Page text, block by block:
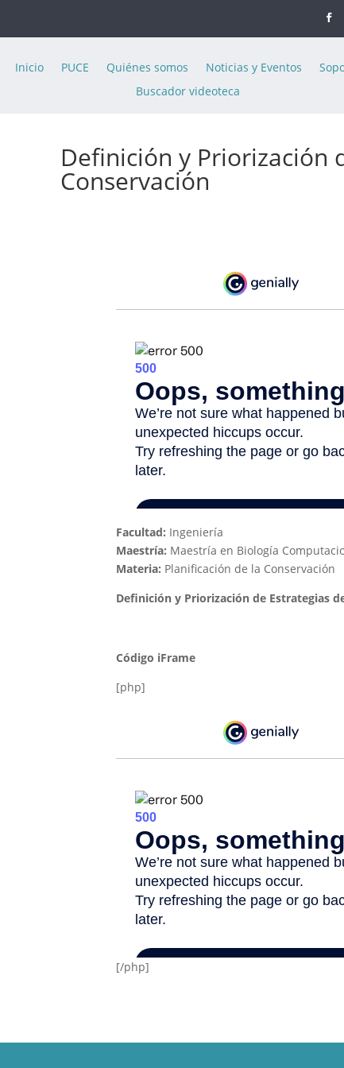
Inicio PUCE Quiénes somos Noticias y Eventos
Buscador videoteca
Definición y Priorización
Conservación
Facultad: Ingeniería
Maestría: Maestría en Biología
Materia: Planificación de la Conservación
Definición y Priorización de Estrategias
Código iFrame
[php]
[/php]